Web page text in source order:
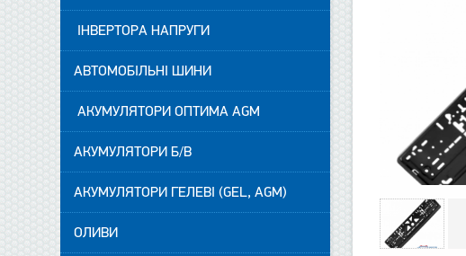
ІНВЕРТОРА НАПРУГИ
АВТОМОБІЛЬНІ ШИНИ
АКУМУЛЯТОРИ ОПТИМА AGM
АКУМУЛЯТОРИ Б/В
АКУМУЛЯТОРИ ГЕЛЕВІ (GEL, AGM)
ОЛИВИ